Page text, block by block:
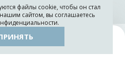
Остатки тканей
сайта ADN
файлы cookie, чтобы он стал
сайтом, вы соглашаетесь
.